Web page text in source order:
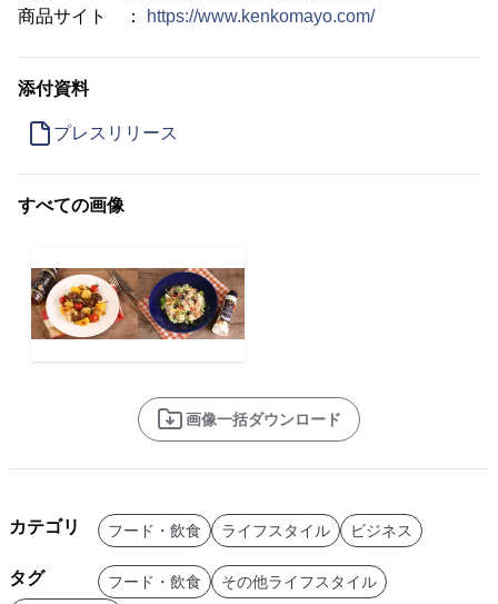
商品サイト ：
https://www.kenkomayo.com/
添付資料
プレスリリース
すべての画像
画像一括ダウンロード
カテゴリ フード・飲食 ライフスタイル ビジネス
タグ フード・飲食
その他ライフスタイル